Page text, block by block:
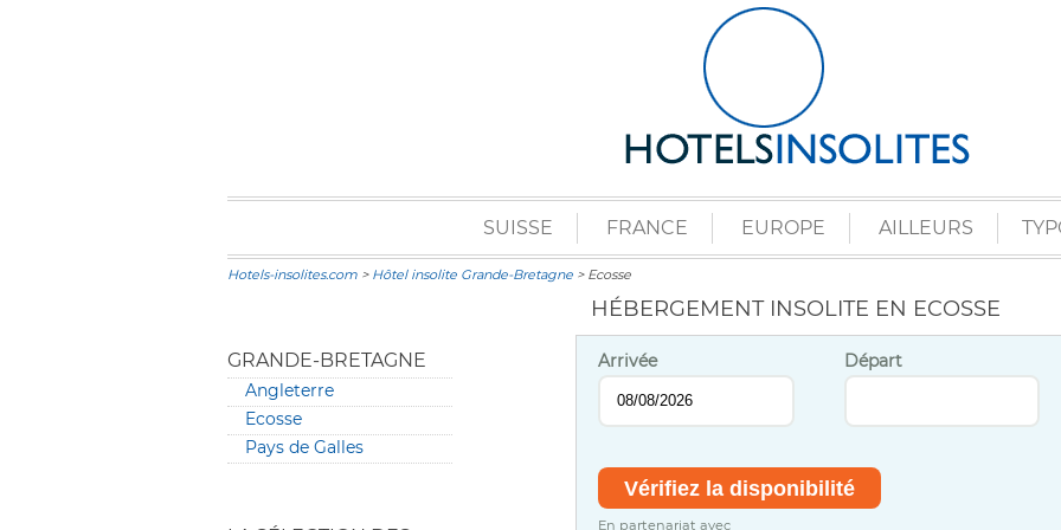
SUISSE FRANCE EUROPE AILLEURS
Hotels-insolites.com > Hôtel insolite Grande-Bretagne > Ecosse
HÉBERGEMENT INSOLITE EN ECOSSE
GRANDE-BRETAGNE
Angleterre
Ecosse
Pays de Galles
Arrivée Départ
En partenariat avec